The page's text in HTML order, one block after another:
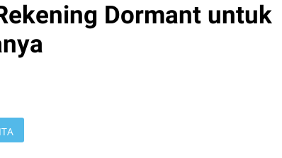
Dormant untuk